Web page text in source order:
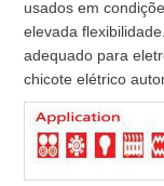
usados em
elevada
adequado para
chicote elétrico